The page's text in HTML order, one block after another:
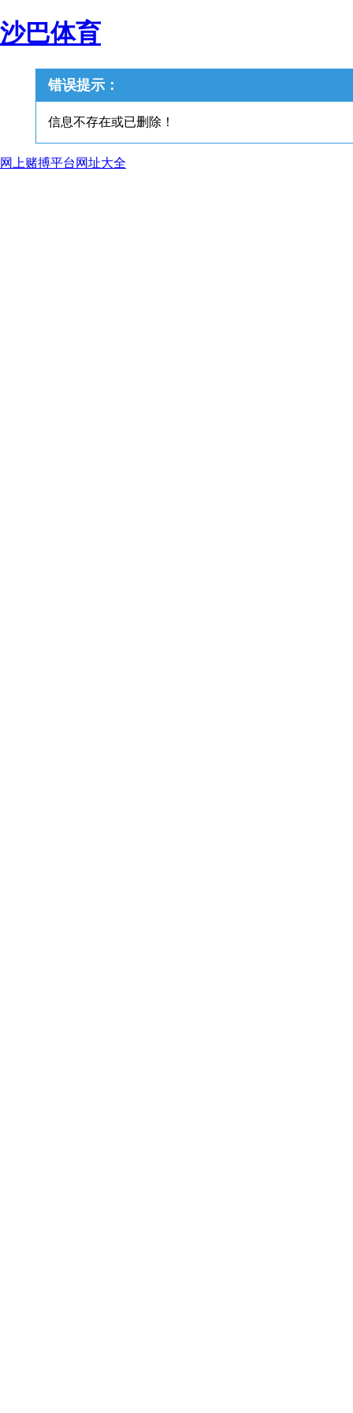
沙巴体育
错误提示：
信息不存在或已删除！
网上赌搏平台网址大全